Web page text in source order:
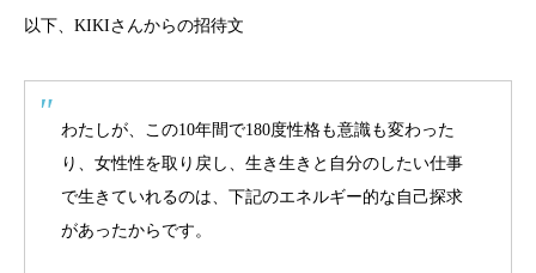
以下、KIKIさんからの招待文
わたしが、この10年間で180度性格も意識も変わった
り、女性性を取り戻し、生き生きと自分のしたい仕事
で生きていれるのは、下記のエネルギー的な自己探求
があったからです。